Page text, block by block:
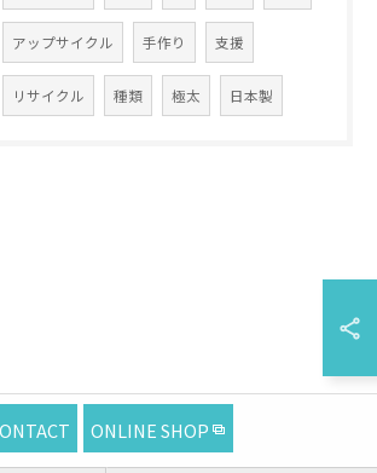
アップサイクル 手作り 支援
リサイクル 種類 極太 日本製
ONLINE SHOP